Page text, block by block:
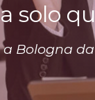
solo
Bologna